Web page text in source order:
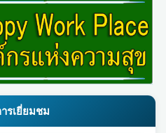
รเยี่ยมชม